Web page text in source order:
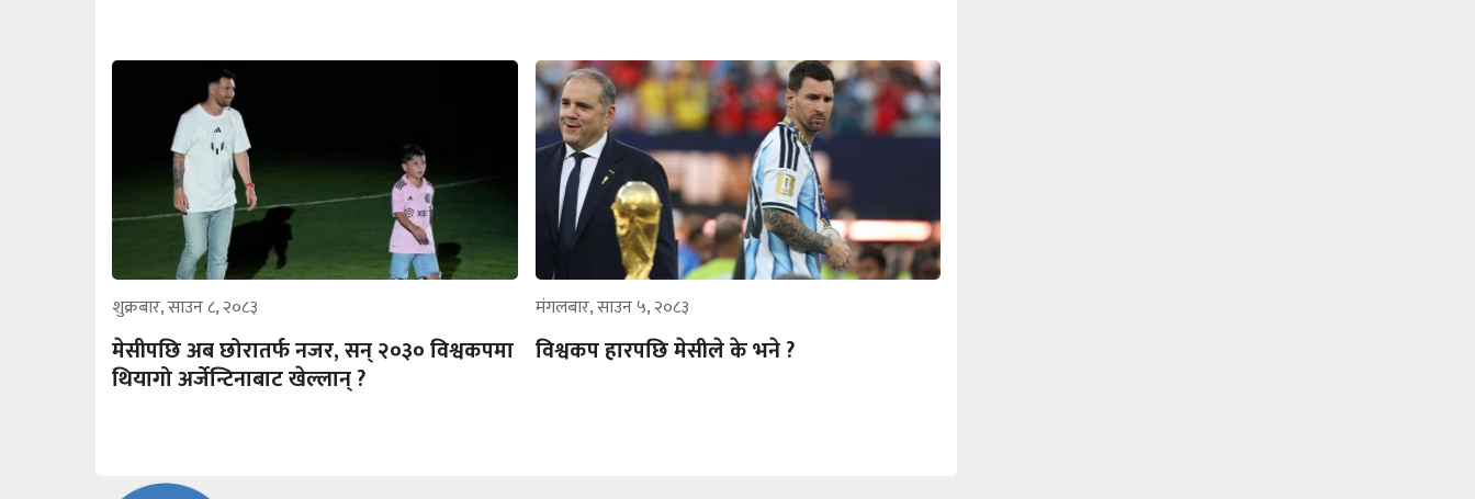
शुक्रबार, साउन ८, २०८३
मेसीपछि अब छोरातर्फ नजर, सन् २०३० विश्वकपमा
थियागो अर्जेन्टिनाबाट खेल्लान् ?
मंगलबार, साउन ५, २०८३
विश्वकप हारपछि मेसीले के भने ?